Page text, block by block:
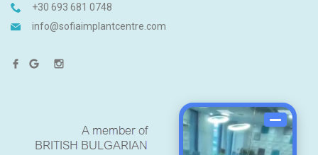
+30 693 681 0748
info@sofiaimplantcentre.com